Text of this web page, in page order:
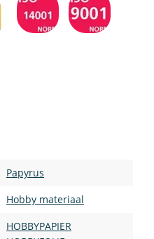
Papyrus
Hobby materiaal
HOBBYPAPIER